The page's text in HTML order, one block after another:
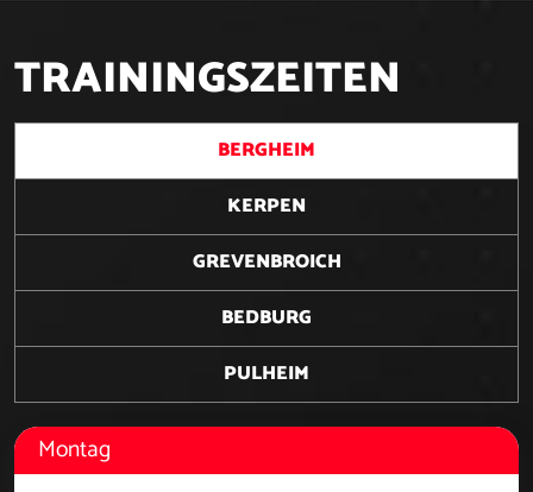
TRAININGSZEITEN
BERGHEIM
KERPEN
GREVENBROICH
BEDBURG
PULHEIM
Montag